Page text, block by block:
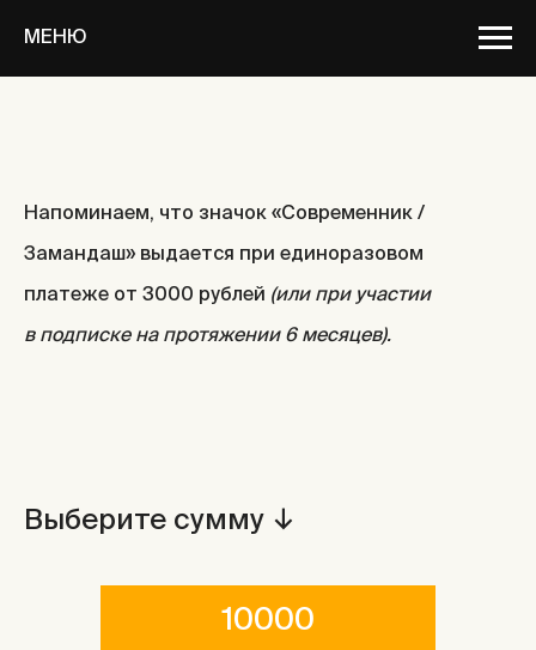
МЕНЮ
Напоминаем, что значок «Современник /
Замандаш» выдается при единоразовом
платеже от 3000 рублей (или при участии
в подписке на протяжении 6 месяцев).
Выберите сумму ↓
10000